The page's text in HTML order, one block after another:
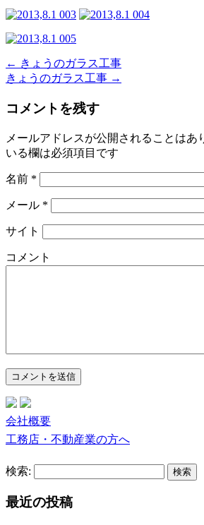
← きょうのガラス工事
きょうのガラス工事 →
コメントを残す
メールアドレスが公開されることはあ
いる欄は必須項目です
名前 *
メール *
サイト
コメント
会社概要
工務店・不動産業の方へ
検索:
最近の投稿